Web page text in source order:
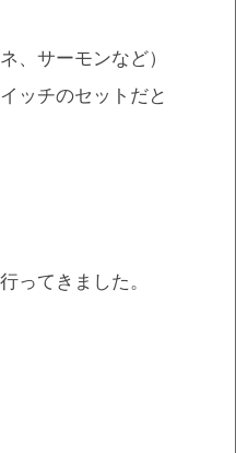
、サーモンなど）
ッチのセットだと
ってきました。